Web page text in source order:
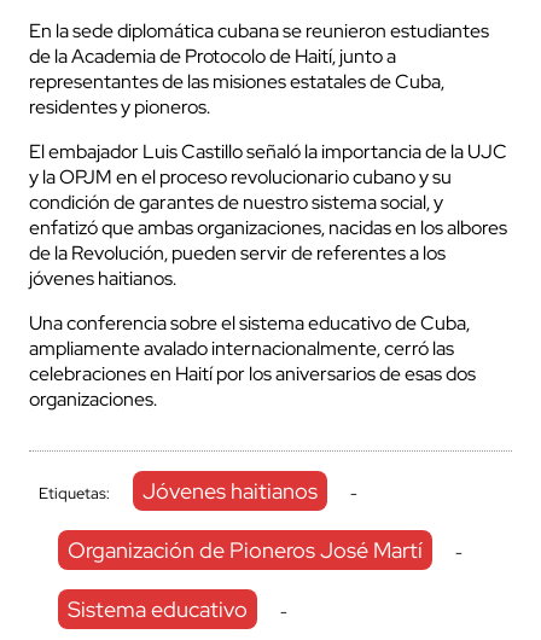
En la sede diplomática cubana se reunieron estudiantes
de la Academia de Protocolo de Haití, junto a
representantes de las misiones estatales de Cuba,
residentes y pioneros.
El embajador Luis Castillo señaló la importancia de la UJC
y la OPJM en el proceso revolucionario cubano y su
condición de garantes de nuestro sistema social, y
enfatizó que ambas organizaciones, nacidas en los albores
de la Revolución, pueden servir de referentes a los
jóvenes haitianos.
Una conferencia sobre el sistema educativo de Cuba,
ampliamente avalado internacionalmente, cerró las
celebraciones en Haití por los aniversarios de esas dos
organizaciones.
Etiquetas: Jóvenes haitianos -
Organización de Pioneros José Martí -
Sistema educativo -